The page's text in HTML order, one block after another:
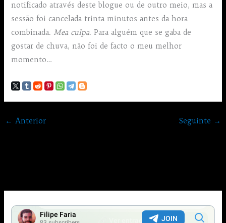
notificado através deste blogue ou de outro meio, mas a
sessão foi cancelada trinta minutos antes da hora
combinada. Mea culpa. Para alguém que se gaba de
gostar de chuva, não foi de facto o meu melhor
momento…
← Anterior Seguinte →